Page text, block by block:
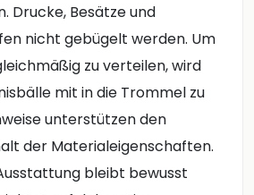
Drucke, Besätze und
nicht gebügelt werden. Um
zu verteilen, wird
mit in die Trommel zu
unterstützen den
der Materialeigenschaften.
bleibt bewusst